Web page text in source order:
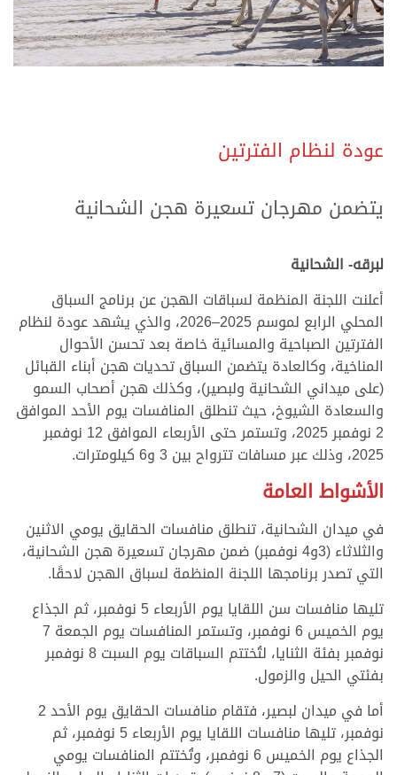
عودة لنظام الفترتين
يتضمن مهرجان تسعيرة هجن الشحانية
لبرقه- الشحانية
أعلنت اللجنة المنظمة لسباقات الهجن عن برنامج السباق
المحلي الرابع لموسم 2025–2026، والذي يشهد عودة لنظام
الفترتين الصباحية والمسائية خاصة بعد تحسن الأحوال
المناخية، وكالعادة يتضمن السباق تحديات هجن أبناء القبائل
(على ميداني الشحانية ولبصير)، وكذلك هجن أصحاب السمو
والسعادة الشيوخ، حيث تنطلق المنافسات يوم الأحد الموافق
2 نوفمبر 2025، وتستمر حتى الأربعاء الموافق 12 نوفمبر
2025، وذلك عبر مسافات تترواح بين 3 و6 كيلومترات.
الأشواط العامة
في ميدان الشحانية، تنطلق منافسات الحقايق يومي الاثنين
والثلاثاء (3و4 نوفمبر) ضمن مهرجان تسعيرة هجن الشحانية،
التي تصدر برنامجها اللجنة المنظمة لسباق الهجن لاحقًا.
تليها منافسات سن اللقايا يوم الأربعاء 5 نوفمبر، ثم الجذاع
يوم الخميس 6 نوفمبر، وتستمر المنافسات يوم الجمعة 7
نوفمبر بفئة الثنايا، لتُختتم السباقات يوم السبت 8 نوفمبر
بفئتي الحيل والزمول.
أما في ميدان لبصير، فتقام منافسات الحقايق يوم الأحد 2
نوفمبر، تليها منافسات اللقايا يوم الأربعاء 5 نوفمبر، ثم
الجذاع يوم الخميس 6 نوفمبر، وتُختتم المنافسات يومي